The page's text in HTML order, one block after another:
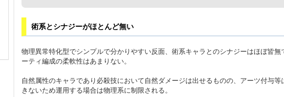
術系とシナジーがほとんど無い
物理異常特化型でシンプルで分かりやすい反面、術系キャラとのシナジーはほぼ皆無
ーティ編成の柔軟性はあまりない。
自然属性のキャラであり必殺技において自然ダメージは出せるものの、アーツ付与等
きないため運用する場合は物理系に制限される。